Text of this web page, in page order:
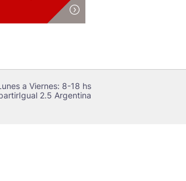
a Viernes: 8-18 hs
2.5 Argentina